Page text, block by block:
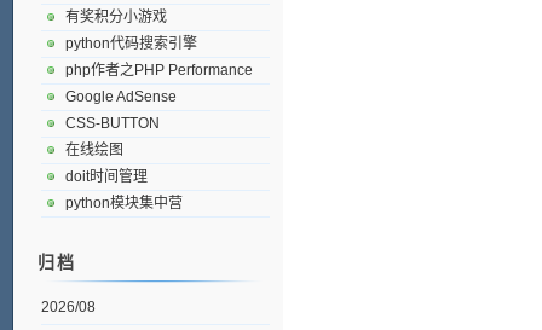
有奖积分小游戏
python代码搜索引擎
php作者之PHP Performance
Google AdSense
CSS-BUTTON
在线绘图
doit时间管理
python模块集中营
归档
2026/08